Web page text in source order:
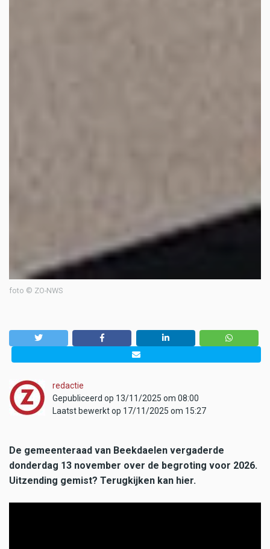
foto © ZO-NWS
redactie
Gepubliceerd op 13/11/2025 om 08:00
Laatst bewerkt op 17/11/2025 om 15:27
De gemeenteraad van Beekdaelen vergaderde
donderdag 13 november over de begroting voor 2026.
Uitzending gemist? Terugkijken kan hier.